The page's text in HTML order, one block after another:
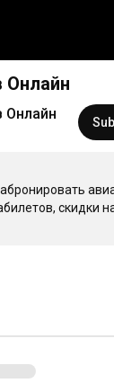
Онлайн
Онлайн
скидки